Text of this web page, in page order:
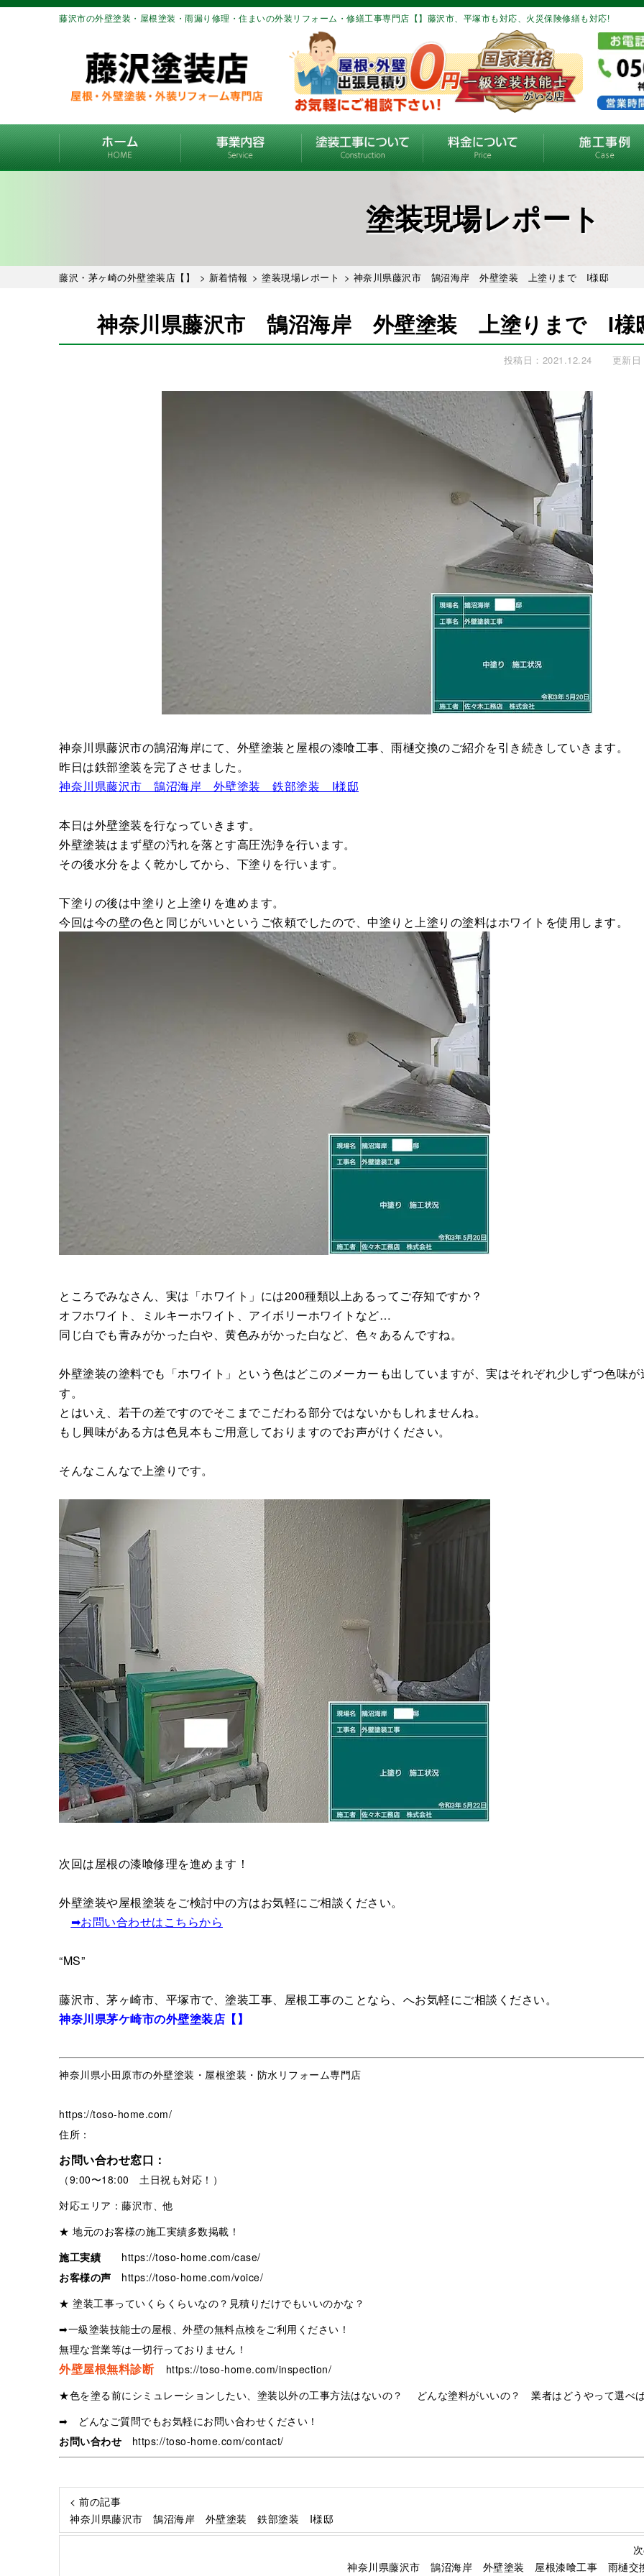
藤沢市の外壁塗装・屋根塗装・雨漏り修理・住まいの外装リフォーム・修繕工事専門店【】藤沢市、平塚市も対応、火災保険修繕も対応!
塗装現場レポート
藤沢・茅ヶ崎の外壁塗装店【】 > 新着情報 > 塗装現場レポート > 神奈川県藤沢市 鵠沼海岸 外壁塗装 上塗りまで I様邸
神奈川県藤沢市 鵠沼海岸 外壁塗装 上塗りまで I様
投稿日：2021.12.24 更新日
神奈川県藤沢市の鵠沼海岸にて、外壁塗装と屋根の漆喰工事、雨樋交換のご紹介を引き続きしていきます。
昨日は鉄部塗装を完了させました。
神奈川県藤沢市 鵠沼海岸 外壁塗装 鉄部塗装 I様邸
本日は外壁塗装を行なっていきます。
外壁塗装はまず壁の汚れを落とす高圧洗浄を行います。
その後水分をよく乾かしてから、下塗りを行います。
下塗りの後は中塗りと上塗りを進めます。
今回は今の壁の色と同じがいいというご依頼でしたので、中塗りと上塗りの塗料はホワイトを使用します。
ところでみなさん、実は「ホワイト」には200種類以上あるってご存知ですか？
オフホワイト、ミルキーホワイト、アイボリーホワイトなど…
同じ白でも青みがかった白や、黄色みがかった白など、色々あるんですね。
外壁塗装の塗料でも「ホワイト」という色はどこのメーカーも出していますが、実はそれぞれ少しずつ色味が
す。
とはいえ、若干の差ですのでそこまでこだわる部分ではないかもしれませんね。
もし興味がある方は色見本もご用意しておりますのでお声がけください。
そんなこんなで上塗りです。
次回は屋根の漆喰修理を進めます！
外壁塗装や屋根塗装をご検討中の方はお気軽にご相談ください。
➡︎お問い合わせはこちらから
“MS”
藤沢市、茅ヶ崎市、平塚市で、塗装工事、屋根工事のことなら、へお気軽にご相談ください。
神奈川県茅ケ崎市の外壁塗装店【】
神奈川県小田原市の外壁塗装・屋根塗装・防水リフォーム専門店
https://toso-home.com/
住所：
お問い合わせ窓口：
（9:00〜18:00 土日祝も対応！）
対応エリア：藤沢市、他
★ 地元のお客様の施工実績多数掲載！
施工実績
https://toso-home.com/case/
お客様の声
https://toso-home.com/voice/
★ 塗装工事っていくらくらいなの？見積りだけでもいいのかな？
➡一級塗装技能士の屋根、外壁の無料点検をご利用ください！
無理な営業等は一切行っておりません！
外壁屋根無料診断
https://toso-home.com/inspection/
★色を塗る前にシミュレーションしたい、塗装以外の工事方法はないの？ どんな塗料がいいの？ 業者はどうやって選べ
➡ どんなご質問でもお気軽にお問い合わせください！
お問い合わせ
https://toso-home.com/contact/
< 前の記事
神奈川県藤沢市 鵠沼海岸 外壁塗装 鉄部塗装 I様邸
神奈川県藤沢市 鵠沼海岸 外壁塗装 屋根漆喰工事 雨樋